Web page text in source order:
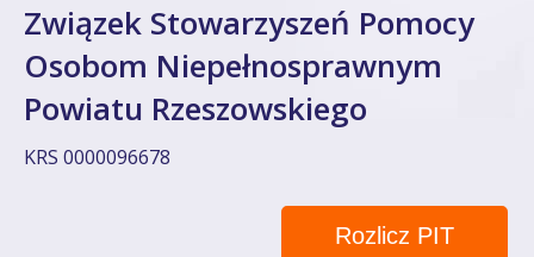
Związek Stowarzyszeń Pomocy
Osobom Niepełnosprawnym
Powiatu Rzeszowskiego
KRS 0000096678
Rozlicz PIT